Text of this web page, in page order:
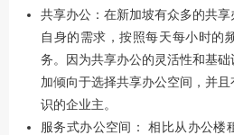
共享办公：在新加坡有众多的共
自身的需求，按照每天每小时的
务。因为共享办公的灵活性和基
加倾向于选择共享办公空间，并
识的企业主。
服务式办公空间： 相比从办公楼